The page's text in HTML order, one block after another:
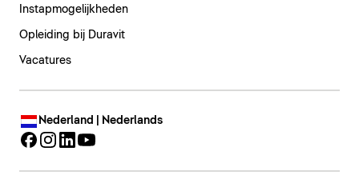
Instapmogelijkheden
Opleiding bij Duravit
Vacatures
Nederland | Nederlands